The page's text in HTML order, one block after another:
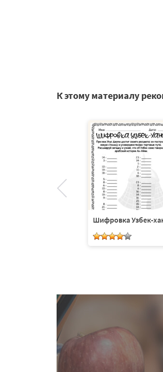
К этому материалу
Шифровка Узбек-